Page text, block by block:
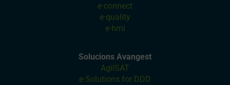
e·connect
e·quality
e·hmi
Solucions Avangest
AgilSAT
e·Solutions for DDD